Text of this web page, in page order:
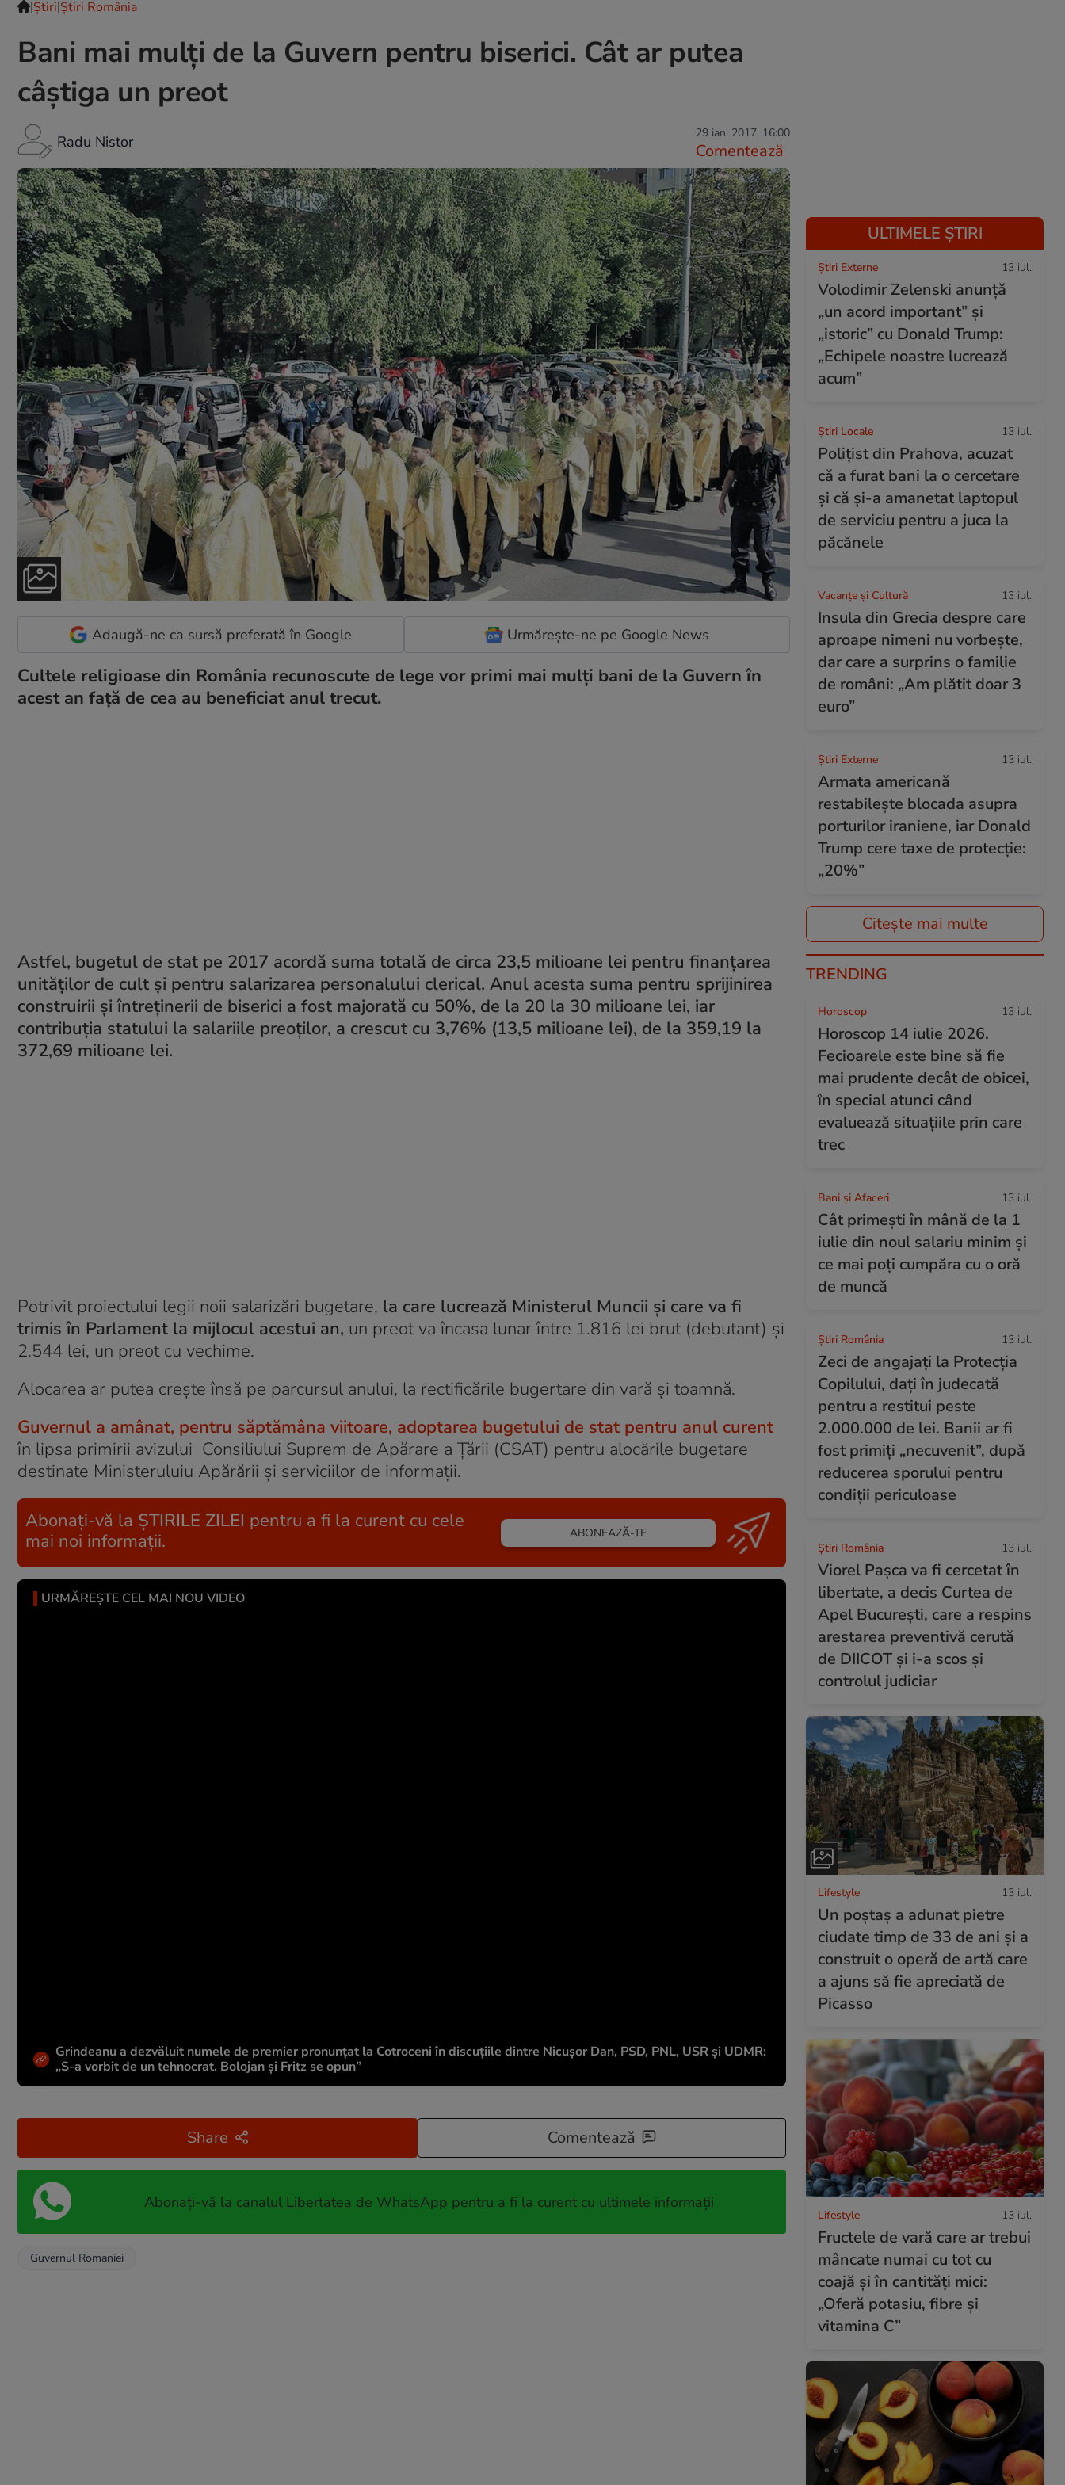
|Ştiri|Știri România
Bani mai mulți de la Guvern pentru biserici. Cât ar putea
câștiga un preot
Radu Nistor 29 ian. 2017, 16:00
Comentează
Adaugă-ne ca sursă preferată în Google Urmărește-ne pe Google News
Cultele religioase din România recunoscute de lege vor primi mai mulți bani de la Guvern în
acest an față de cea au beneficiat anul trecut.
Astfel, bugetul de stat pe 2017 acordă suma totală de circa 23,5 milioane lei pentru finanțarea
unităților de cult și pentru salarizarea personalului clerical. Anul acesta suma pentru sprijinirea
construirii și întreținerii de biserici a fost majorată cu 50%, de la 20 la 30 milioane lei, iar
contribuția statului la salariile preoților, a crescut cu 3,76% (13,5 milioane lei), de la 359,19 la
372,69 milioane lei.
Potrivit proiectului legii noii salarizări bugetare, la care lucrează Ministerul Muncii și care va fi
trimis în Parlament la mijlocul acestui an, un preot va încasa lunar între 1.816 lei brut (debutant) și
2.544 lei, un preot cu vechime.
Alocarea ar putea crește însă pe parcursul anului, la rectificările bugertare din vară și toamnă.
Guvernul a amânat, pentru săptămâna viitoare, adoptarea bugetului de stat pentru anul curent
în lipsa primirii avizului Consiliului Suprem de Apărare a Țării (CSAT) pentru alocările bugetare
destinate Ministeruluiu Apărării și serviciilor de informații.
Abonați-vă la ȘTIRILE ZILEI pentru a fi la curent cu cele
mai noi informații.
ABONEAZĂ-TE
URMĂREȘTE CEL MAI NOU VIDEO
Grindeanu a dezvăluit numele de premier pronunțat la Cotroceni în discuțiile dintre Nicușor Dan, PSD, PNL, USR și UDMR:
„S-a vorbit de un tehnocrat. Bolojan și Fritz se opun”
Share Comentează
Abonați-vă la canalul Libertatea de WhatsApp pentru a fi la curent cu ultimele informații
Guvernul Romaniei
ULTIMELE ȘTIRI
Știri Externe 13 iul.
Volodimir Zelenski anunță
„un acord important” și
„istoric” cu Donald Trump:
„Echipele noastre lucrează
acum”
Știri Locale 13 iul.
Polițist din Prahova, acuzat
că a furat bani la o cercetare
și că și-a amanetat laptopul
de serviciu pentru a juca la
păcănele
Vacanțe și Cultură 13 iul.
Insula din Grecia despre care
aproape nimeni nu vorbește,
dar care a surprins o familie
de români: „Am plătit doar 3
euro”
Știri Externe 13 iul.
Armata americană
restabilește blocada asupra
porturilor iraniene, iar Donald
Trump cere taxe de protecție:
„20%”
Citește mai multe
TRENDING
Horoscop 13 iul.
Horoscop 14 iulie 2026.
Fecioarele este bine să fie
mai prudente decât de obicei,
în special atunci când
evaluează situațiile prin care
trec
Bani și Afaceri 13 iul.
Cât primești în mână de la 1
iulie din noul salariu minim și
ce mai poți cumpăra cu o oră
de muncă
Știri România 13 iul.
Zeci de angajați la Protecția
Copilului, dați în judecată
pentru a restitui peste
2.000.000 de lei. Banii ar fi
fost primiți „necuvenit”, după
reducerea sporului pentru
condiții periculoase
Știri România 13 iul.
Viorel Pașca va fi cercetat în
libertate, a decis Curtea de
Apel București, care a respins
arestarea preventivă cerută
de DIICOT și i-a scos și
controlul judiciar
Lifestyle 13 iul.
Un poștaș a adunat pietre
ciudate timp de 33 de ani și a
construit o operă de artă care
a ajuns să fie apreciată de
Picasso
Lifestyle 13 iul.
Fructele de vară care ar trebui
mâncate numai cu tot cu
coajă și în cantități mici:
„Oferă potasiu, fibre și
vitamina C”